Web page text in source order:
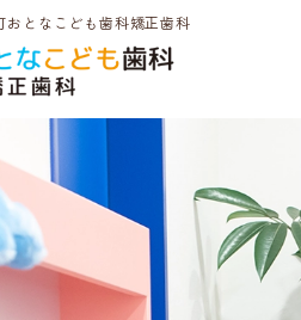
おとなこども歯科矯正歯科